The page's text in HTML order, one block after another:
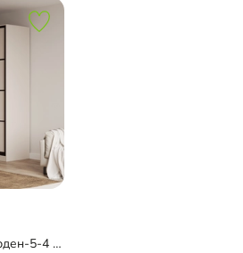
Шкаф-купе угловой Борден-5-4 1200